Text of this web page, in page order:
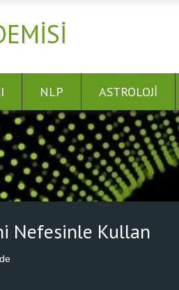
NLP ASTROLOJI
Ol
Kalbe Bağlan! Dünyayı Şifalandır.